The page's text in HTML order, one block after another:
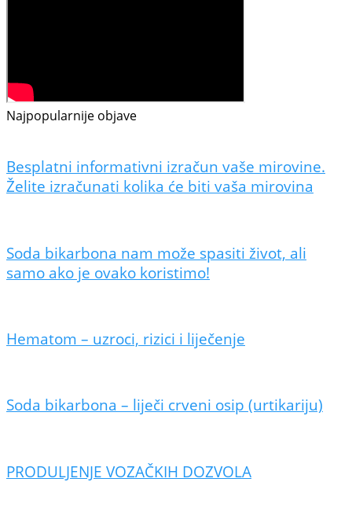
Najpopularnije objave
Besplatni informativni izračun vaše mirovine.
Želite izračunati kolika će biti vaša mirovina
Soda bikarbona nam može spasiti život, ali
samo ako je ovako koristimo!
Hematom – uzroci, rizici i liječenje
Soda bikarbona – liječi crveni osip (urtikariju)
PRODULJENJE VOZAČKIH DOZVOLA